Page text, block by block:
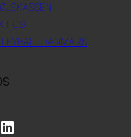
OS
DANMARK
LinkedIn